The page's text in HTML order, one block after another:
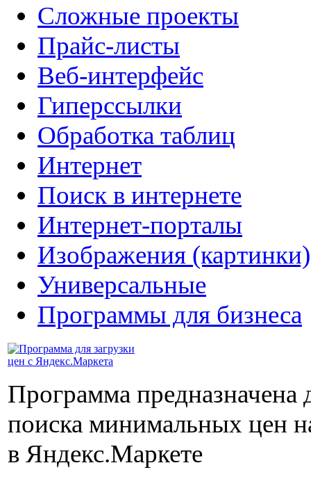
Сложные проекты
Прайс-листы
Веб-интерфейс
Гиперссылки
Обработка таблиц
Интернет
Поиск в интернете
Интернет-порталы
Изображения (картинки)
Универсальные
Программы для бизнеса
Программа предназначена
поиска минимальных цен
в Яндекс.Маркете